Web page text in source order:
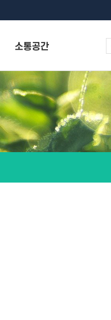
소통공간
행사앨범
새가족소개